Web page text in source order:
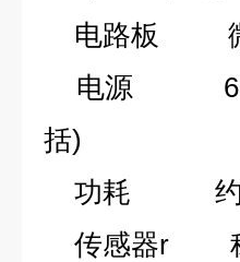
电路板 微
电源 6 x
括)
功耗 约
传感器r 称